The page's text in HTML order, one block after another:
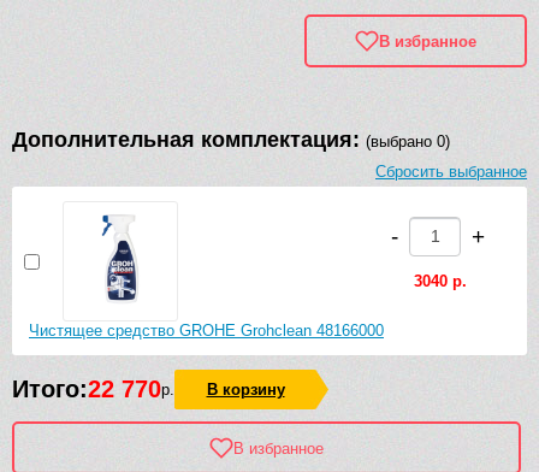
В избранное
Дополнительная комплектация: (выбрано 0)
Сбросить выбранное
Чистящее средство GROHE Grohclean 48166000
- +
3040 р.
Итого:22 770р. В корзину
В избранное